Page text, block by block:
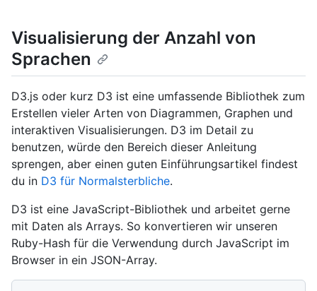
Visualisierung der Anzahl von
Sprachen
D3.js oder kurz D3 ist eine umfassende Bibliothek zum
Erstellen vieler Arten von Diagrammen, Graphen und
interaktiven Visualisierungen. D3 im Detail zu
benutzen, würde den Bereich dieser Anleitung
sprengen, aber einen guten Einführungsartikel findest
du in D3 für Normalsterbliche.
D3 ist eine JavaScript-Bibliothek und arbeitet gerne
mit Daten als Arrays. So konvertieren wir unseren
Ruby-Hash für die Verwendung durch JavaScript im
Browser in ein JSON-Array.